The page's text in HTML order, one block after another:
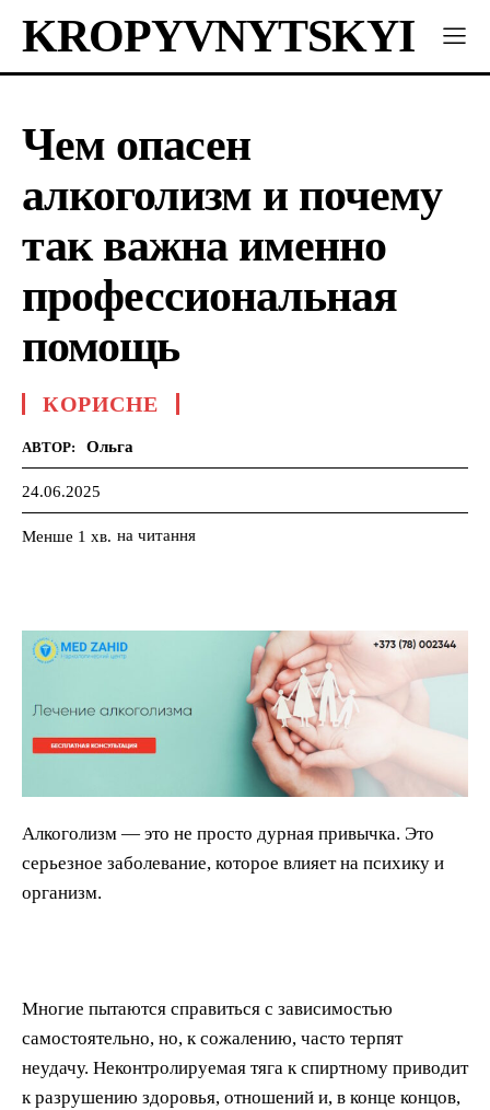
KROPYVNYTSKYI
Чем опасен
алкоголизм и почему
так важна именно
профессиональная
помощь
КОРИСНЕ
АВТОР: Ольга
24.06.2025
Менше 1 хв. на читання
Алкоголизм — это не просто дурная привычка. Это
серьезное заболевание, которое влияет на психику и
организм.
Многие пытаются справиться с зависимостью
самостоятельно, но, к сожалению, часто терпят
неудачу. Неконтролируемая тяга к спиртному приводит
к разрушению здоровья, отношений и, в конце концов,